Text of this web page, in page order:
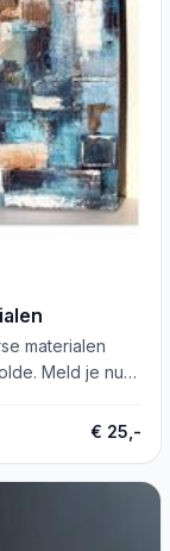
materialen
Meld je nu
€ 25,-